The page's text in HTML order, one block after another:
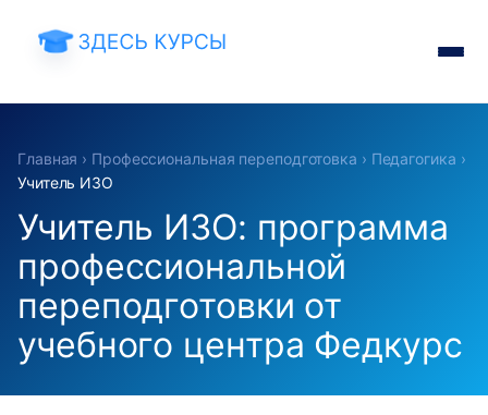
Главная › Профессиональная переподготовка › Педагогика ›
Учитель ИЗО
Учитель ИЗО: программа
профессиональной
переподготовки от
учебного центра Федкурс